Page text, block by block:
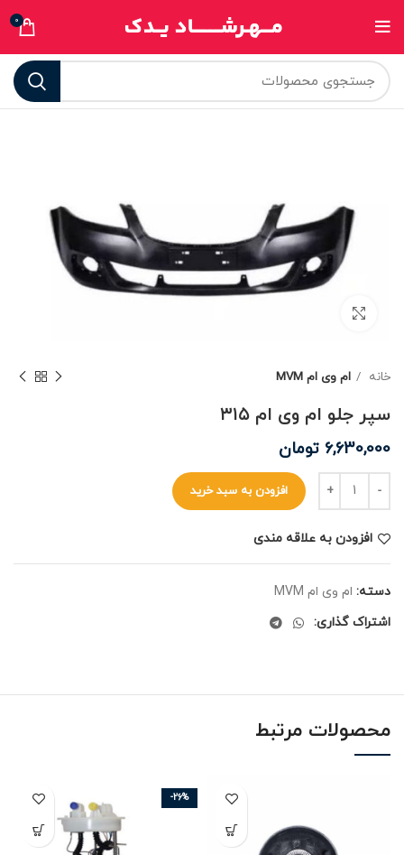
0
خانه ام وی ام MVM
سپر جلو ام وی ام ۳۱۵
6,630,000 تومان
افزودن به سبد خرید
افزودن به علاقه مندی
دسته: ام وی ام MVM
اشتراک گذاری:
محصولات مرتبط
-26%